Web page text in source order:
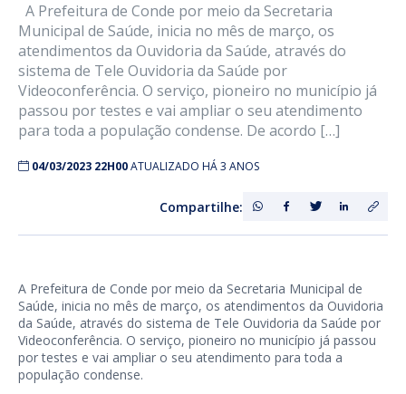
A Prefeitura de Conde por meio da Secretaria
Municipal de Saúde, inicia no mês de março, os
atendimentos da Ouvidoria da Saúde, através do
sistema de Tele Ouvidoria da Saúde por
Videoconferência. O serviço, pioneiro no município já
passou por testes e vai ampliar o seu atendimento
para toda a população condense. De acordo […]
04/03/2023 22H00ATUALIZADO HÁ 3 ANOS
Compartilhe:
A Prefeitura de Conde por meio da Secretaria Municipal de
Saúde, inicia no mês de março, os atendimentos da Ouvidoria
da Saúde, através do sistema de Tele Ouvidoria da Saúde por
Videoconferência. O serviço, pioneiro no município já passou
por testes e vai ampliar o seu atendimento para toda a
população condense.